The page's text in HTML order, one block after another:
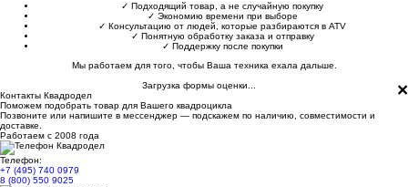
✓ Подходящий товар, а не случайную покупку
✓ Экономию времени при выборе
✓ Консультацию от людей, которые разбираются в ATV
✓ Понятную обработку заказа и отправку
✓ Поддержку после покупки
Мы работаем для того, чтобы Ваша техника ехала дальше.
×
Загрузка формы оценки...
Контакты Квадродел
Поможем подобрать товар для Вашего квадроцикла
Позвоните или напишите в мессенджер — подскажем по наличию, совместимости и
доставке.
Работаем с 2008 года
Телефон:
+7 (495) 740 0979
8 (800) 550 9025